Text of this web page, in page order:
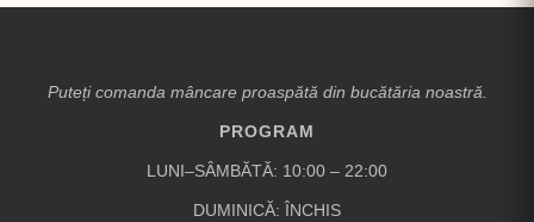
Puteți comanda mâncare proaspătă din bucătăria noastră.
PROGRAM
LUNI–SÂMBĂTĂ: 10:00 – 22:00
DUMINICĂ: ÎNCHIS